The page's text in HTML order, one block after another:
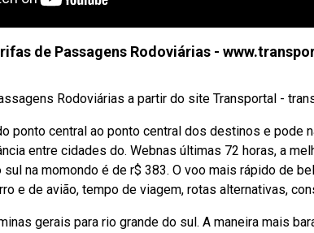
de Passagens Rodoviárias -
Rodoviárias a partir do site Transportal -
ponto central ao ponto central dos destinos e pode
entre cidades do. Webnas últimas 72 horas, a
na momondo é de r$ 383. O voo mais rápido de
e de avião, tempo de viagem, rotas alternativas,
gerais para rio grande do sul. A maneira mais